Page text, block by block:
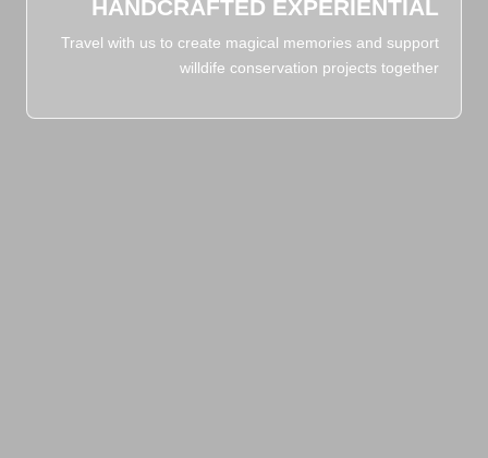
HANDCRAFTED EXPERIENTIAL
Travel with us to create magical memories and support
willdife conservation projects together